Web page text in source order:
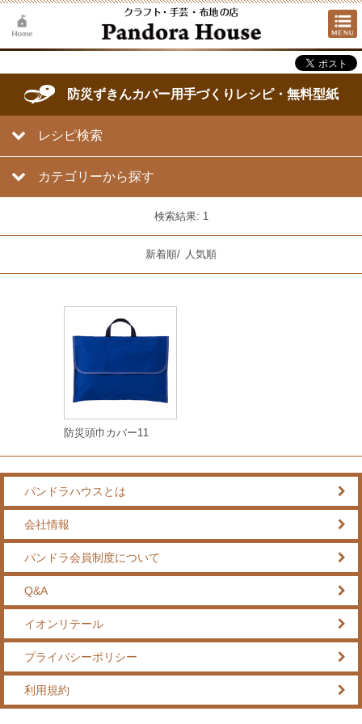
防災ずきんカバー用手づくりレシピ・無料型紙
レシピ検索
カテゴリーから探す
検索結果: 1
新着順/ 人気順
防災頭巾カバー11
パンドラハウスとは
会社情報
パンドラ会員制度について
Q&A
イオンリテール
プライバシーポリシー
利用規約